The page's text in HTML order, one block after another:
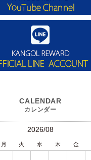
2026/08
月 火 水 木 金